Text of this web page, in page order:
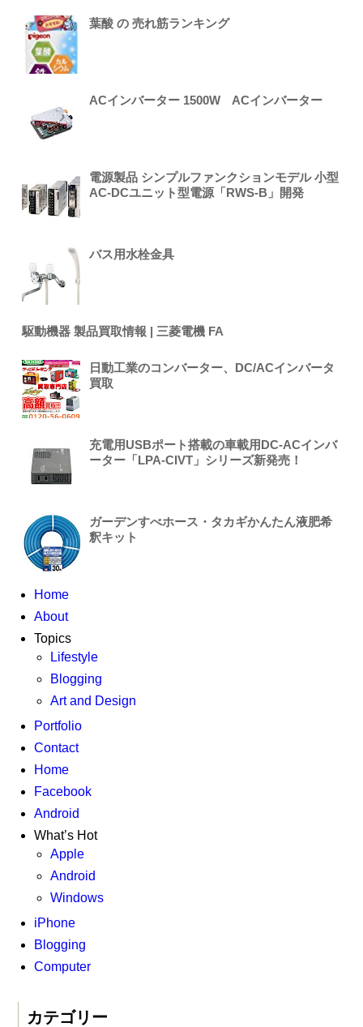
葉酸 の 売れ筋ランキング
ACインバーター 1500W ACインバーター
電源製品 シンプルファンクションモデル 小型
AC-DCユニット型電源「RWS-B」開発
バス用水栓金具
駆動機器 製品買取情報 | 三菱電機 FA
日動工業のコンバーター、DC/ACインバータ
買取
充電用USBポート搭載の車載用DC-ACインバ
ーター「LPA-CIVT」シリーズ新発売！
ガーデンすべホース・タカギかんたん液肥希
釈キット
Home
About
Topics
Lifestyle
Blogging
Art and Design
Portfolio
Contact
Home
Facebook
Android
What’s Hot
Apple
Android
Windows
iPhone
Blogging
Computer
カテゴリー